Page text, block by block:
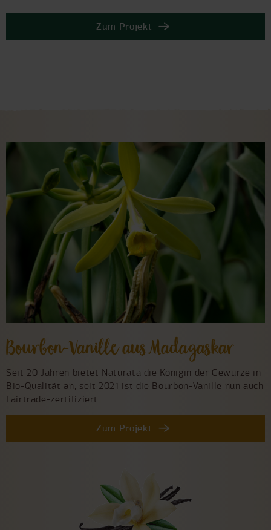
Zum Projekt
Bourbon-Vanille aus Madagaskar
Seit 20 Jahren bietet Naturata die Königin der Gewürze in
Bio-Qualität an, seit 2021 ist die Bourbon-Vanille nun auch
Fairtrade-zertifiziert.
Zum Projekt